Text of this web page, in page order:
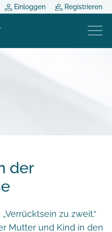
Einloggen Registrieren
der
zu zweit.“
Mutter und Kind in den